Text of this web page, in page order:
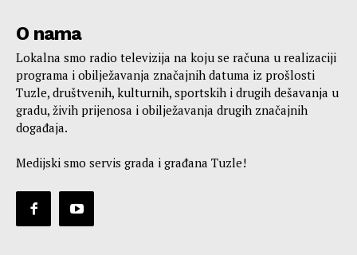
O nama
Lokalna smo radio televizija na koju se računa u realizaciji
programa i obilježavanja značajnih datuma iz prošlosti
Tuzle, društvenih, kulturnih, sportskih i drugih dešavanja u
gradu, živih prijenosa i obilježavanja drugih značajnih
događaja.
Medijski smo servis grada i građana Tuzle!